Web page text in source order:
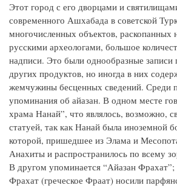
Этот город с его дворцами и
современного Ашхабада в советской
многочисленных объектов, раскопанных
русскими археологами, большое
надписи. Это были однообразные записи
других продуктов, но иногда в них
жемчужины бесценных сведений. Среди
упоминания об айазан. В одном месте
храма Нанай”, что являлось, возможно,
статуей, так как Нанай была иноземной
которой, пришедшее из Элама и
Анахиты и распространилось по всему
В другом упоминается “Айазан Фрахат”;
Фрахат (греческое Фраат) носили